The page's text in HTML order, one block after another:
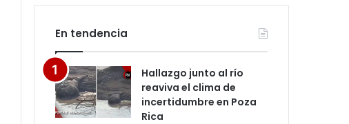
En tendencia
Hallazgo junto al río
reaviva el clima de
incertidumbre en Poza
Rica